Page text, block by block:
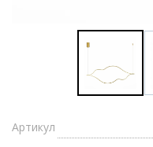
Артикул